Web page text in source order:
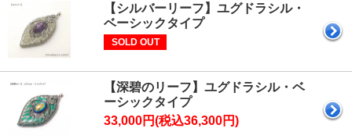
【シルバーリーフ】ユグドラシル・
ベーシックタイプ
SOLD OUT
【深碧のリーフ】ユグドラシル・ベ
ーシックタイプ
33,000円(税込36,300円)